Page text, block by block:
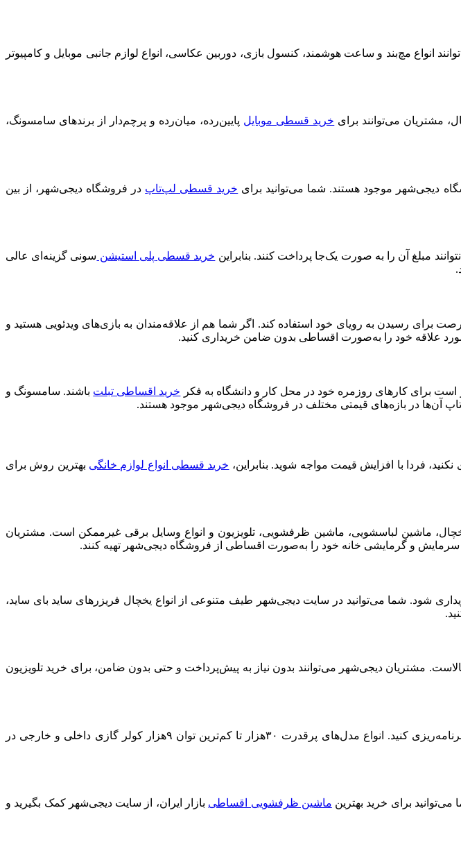
مچ‌بند و ساعت هوشمند، کنسول بازی، دوربین عکاسی، انواع لوازم جانبی موبایل و کامپیوتر
مشتریان می‌توانند برای خرید قسطی موبایل پایین‌رده، میان‌رده و پرچم‌دار از برندهای سامسونگ،
دیجی‌شهر موجود هستند. شما می‌توانید برای خرید قسطی لپ‌تاپ در فروشگاه دیجی‌شهر، از بین
خرید قسطی پلی‌ استیشن سونی گزینه‌ای عالی
برای رسیدن به رویای خود استفاده کند. اگر شما هم از علاقه‌مندان به بازی‌های ویدئویی هستید و
علاقه خود را به‌صورت اقساطی بدون ضامن خریداری کنید.
است برای کارهای روزمره خود در محل کار و دانشگاه به فکر خرید اقساطی تبلت باشند. سامسونگ و
آن‌ها در بازه‌های قیمتی مختلف در فروشگاه دیجی‌شهر موجود هستند.
فردا با افزایش قیمت مواجه شوید. بنابراین، خرید قسطی انواع لوازم خانگی بهترین روش برای
ماشین لباسشویی، ماشین ظرفشویی، تلویزیون و انواع وسایل برقی غیرممکن است. مشتریان
سرمایش و گرمایشی خانه خود را به‌صورت اقساطی از فروشگاه دیجی‌شهر تهیه کنند.
شود. شما می‌توانید در سایت دیجی‌شهر طیف متنوعی از انواع یخچال‌ فریزرهای ساید بای ساید،
مشتریان دیجی‌شهر می‌توانند بدون نیاز به پیش‌پرداخت و حتی بدون ضامن، برای خرید تلویزیون
در فصل تابستان برنامه‌ریزی کنید. انواع مدل‌های پرقدرت ۳۰هزار تا کم‌ترین توان ۹هزار کولر گازی داخلی و خارجی در
برای خرید بهترین ماشین ظرفشویی اقساطی بازار ایران، از سایت دیجی‌شهر کمک بگیرید و